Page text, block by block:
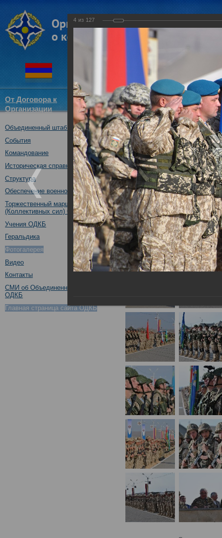
От Договора к
Организации
Структура
ОДКБ
Новости
Объединенный штаб ОДКБ
События
Командование
Историческая справка
Структура
Обеспечение военной безопасности
Торжественный марш Войск
(Коллективных сил) ОДКБ
Учения ОДКБ
Геральдика
Фотогалерея
Видео
Контакты
СМИ об Объединенном штабе
ОДКБ
Главная страница сайта ОДКБ
Открытие совместного
09.10.2017
4 из 127